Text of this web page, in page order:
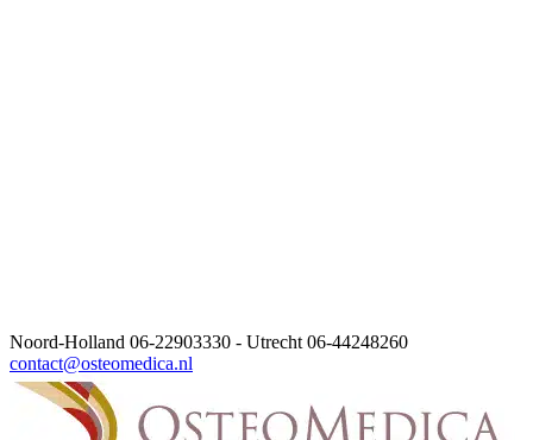
Noord-Holland 06-22903330 - Utrecht 06-44248260
contact@osteomedica.nl